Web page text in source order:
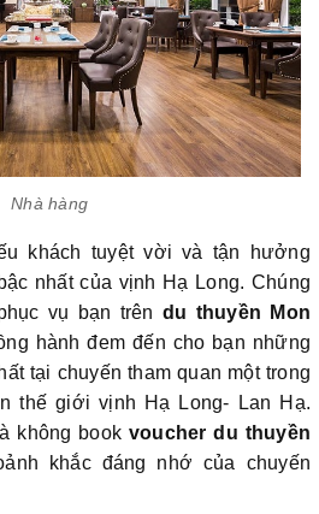
Nhà hàng
khách tuyệt vời và tận hưởng
nhất của vịnh Hạ Long. Chúng
vụ bạn trên du thuyền Mon
hành đem đến cho bạn những
tại chuyến tham quan một trong
thế giới vịnh Hạ Long- Lan Hạ.
không book voucher du thuyền
khắc đáng nhớ của chuyến